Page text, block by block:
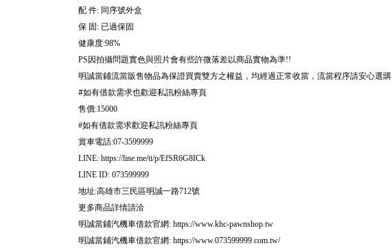
配件: 同序號外盒
保 固: 已過保固
健康度:98%
PS因拍攝問題實色與照片會有些許微落差以商品實物為準!!
明誠當鋪流當販售物品為保證買賣雙方之權益，均經過正常收當，流當程序請安心選購
#如有借款需求也歡迎私訊粉絲專頁
售價:15000
#如有借款需求歡迎私訊粉絲專頁
賞車電話:07-3599999
LINE: https://line.me/ti/p/EfSR6G8ICk
LINE ID: 073599999
地址:高雄市三民區明誠一路712號
更多商品詳情請洽
明誠當鋪汽機車借款官網: https://www.khc-pawnshop.tw
明誠當鋪汽機車借款官網: https://www.073599999.com.tw/